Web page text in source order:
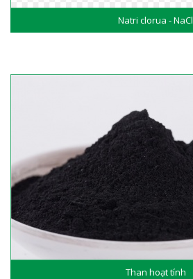
Natri clorua - NaCl
Than hoạt tính